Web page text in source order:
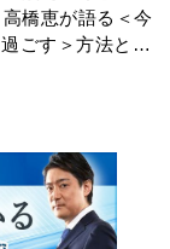
橋恵が語る＜今
ごす＞方法と